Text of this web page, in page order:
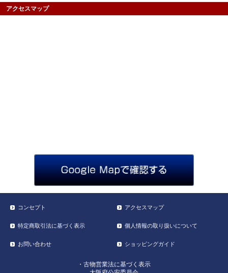
アクセスマップ
コンセプト アクセスマップ
特定商取引法に基づく表示 個人情報の取り扱いについて
お問い合わせ ショッピングガイド
・古物営業法に基づく表示